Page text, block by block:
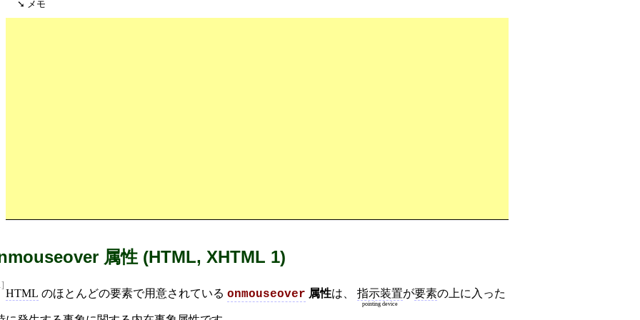
メモ
属性 (HTML, XHTML 1)
HTML のほとんどの要素で用意されている onmouseover 属性は、 指示装置
pointing device
が要素の上に入った